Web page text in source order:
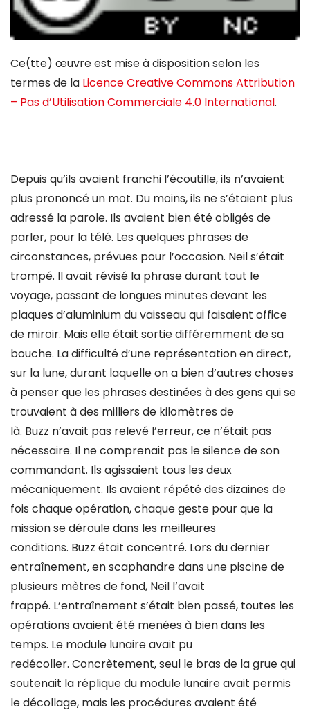
Ce(tte) œuvre est mise à disposition selon les
termes de la Licence Creative Commons Attribution
– Pas d’Utilisation Commerciale 4.0 International.
Depuis qu’ils avaient franchi l’écoutille, ils n’avaient
plus prononcé un mot. Du moins, ils ne s’étaient plus
adressé la parole. Ils avaient bien été obligés de
parler, pour la télé. Les quelques phrases de
circonstances, prévues pour l’occasion. Neil s’était
trompé. Il avait révisé la phrase durant tout le
voyage, passant de longues minutes devant les
plaques d’aluminium du vaisseau qui faisaient office
de miroir. Mais elle était sortie différemment de sa
bouche. La difficulté d’une représentation en direct,
sur la lune, durant laquelle on a bien d’autres choses
à penser que les phrases destinées à des gens qui se
trouvaient à des milliers de kilomètres de
là. Buzz n’avait pas relevé l’erreur, ce n’était pas
nécessaire. Il ne comprenait pas le silence de son
commandant. Ils agissaient tous les deux
mécaniquement. Ils avaient répété des dizaines de
fois chaque opération, chaque geste pour que la
mission se déroule dans les meilleures
conditions. Buzz était concentré. Lors du dernier
entraînement, en scaphandre dans une piscine de
plusieurs mètres de fond, Neil l’avait
frappé. L’entraînement s’était bien passé, toutes les
opérations avaient été menées à bien dans les
temps. Le module lunaire avait pu
redécoller. Concrètement, seul le bras de la grue qui
soutenait la réplique du module lunaire avait permis
le décollage, mais les procédures avaient été